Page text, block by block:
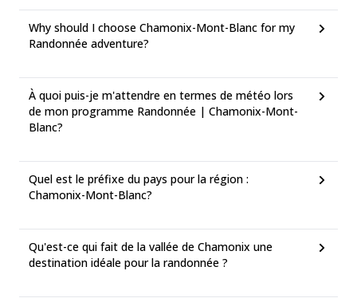
Why should I choose Chamonix-Mont-Blanc for my
Randonnée adventure?
À quoi puis-je m'attendre en termes de météo lors
de mon programme Randonnée | Chamonix-Mont-
Blanc?
Quel est le préfixe du pays pour la région :
Chamonix-Mont-Blanc?
Qu'est-ce qui fait de la vallée de Chamonix une
destination idéale pour la randonnée ?